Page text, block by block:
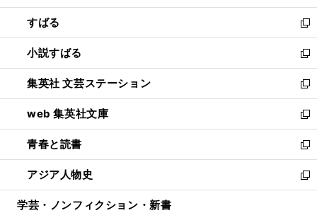
開
く
ウ
で
開
く
ン
ド
ウ
で
開
く
すばる
新
し
い
ウ
ィ
ン
ド
ウ
で
開
く
小説すばる
新
し
い
ウ
ィ
ン
ド
ウ
で
開
集英社 文芸ステーション
新
し
い
ウ
ィ
ン
ド
ウ
web 集英社文庫
新
し
い
ウ
ィ
ン
青春と読書
新
し
い
ウ
アジア人物史
新
し
学芸・ノンフィクション・新書